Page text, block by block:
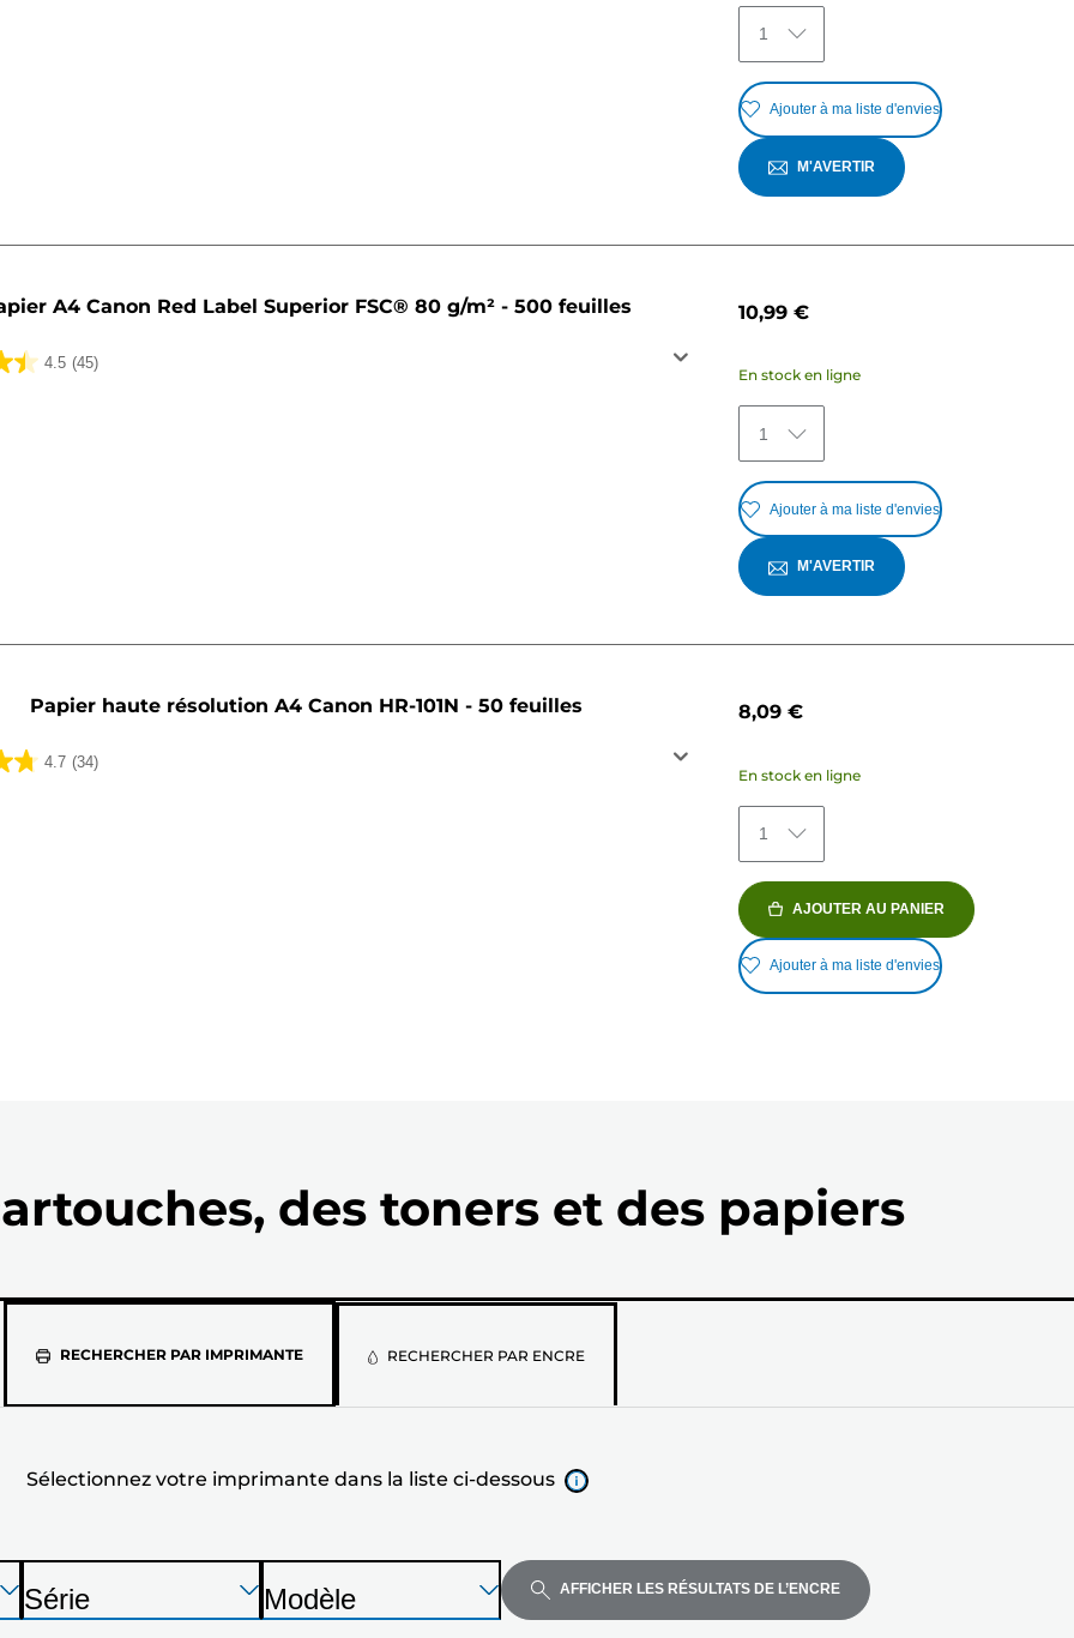
1
Ajouter à ma liste d'envies
M'AVERTIR
A4 Canon Red Label Superior FSC® 80 g/m² - 500 feuilles
4.5 (45)
10,99 €
En stock en ligne
1
Ajouter à ma liste d'envies
M'AVERTIR
Papier haute résolution A4 Canon HR-101N - 50 feuilles
4.7 (34)
8,09 €
En stock en ligne
1
AJOUTER AU PANIER
Ajouter à ma liste d'envies
des toners et des papiers
RECHERCHER PAR IMPRIMANTESélectionnez
votre
imprimante
la
liste
RECHERCHER PAR ENCRE
Sélectionnez votre imprimante dans la liste ci-dessous
Appuyez
sur
Appuyez
sur
I
Série
Appuyez
sur
I
Modèle AFFICHER LES RÉSULTATS DE L’ENCRE